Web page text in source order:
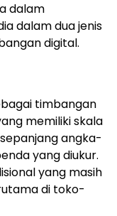
dalam
dalam dua jenis
digital.
timbangan
memiliki skala
angka-
yang diukur.
yang masih
di toko-